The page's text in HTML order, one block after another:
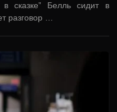
сказке” Белль сидит в
разговор …